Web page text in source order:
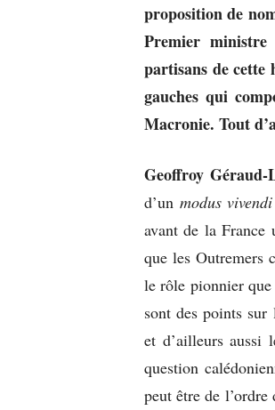
proposition de
Premier
partisans de cette
gauches qui
Macronie. Tout
Geoffroy Géraud-
d’unmodus vivendi
avant de la
que les Outremers
le rôle pionnier
sont des points sur
et d’ailleurs aussi
question
peut être de